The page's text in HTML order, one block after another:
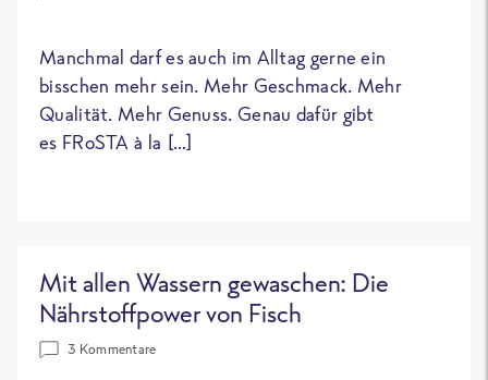
Manchmal darf es auch im Alltag gerne ein
bisschen mehr sein. Mehr Geschmack. Mehr
Qualität. Mehr Genuss. Genau dafür gibt
es FRoSTA à la […]
Mit allen Wassern gewaschen: Die
Nährstoffpower von Fisch
3 Kommentare